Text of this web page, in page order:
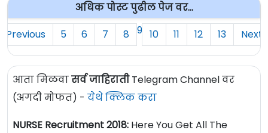
अधिक पोस्ट पुढील पेज वर...
Previous
5 6 7 8 9 10 11 12 13 Next
आता मिळवासर्व जाहिरातीTelegram Channel वर
(अगदी मोफत) - येथे क्लिक करा
NURSE Recruitment 2018: Here You Get All The